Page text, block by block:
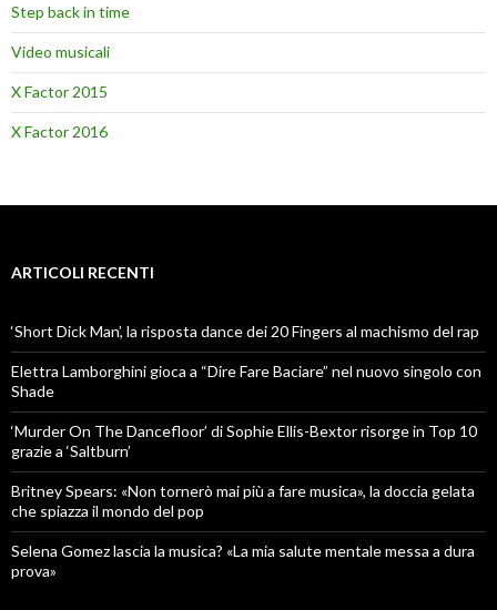
Step back in time
Video musicali
X Factor 2015
X Factor 2016
ARTICOLI RECENTI
‘Short Dick Man’, la risposta dance dei 20 Fingers al machismo del rap
Elettra Lamborghini gioca a “Dire Fare Baciare” nel nuovo singolo con
Shade
‘Murder On The Dancefloor’ di Sophie Ellis-Bextor risorge in Top 10
grazie a ‘Saltburn’
Britney Spears: «Non tornerò mai più a fare musica», la doccia gelata
che spiazza il mondo del pop
Selena Gomez lascia la musica? «La mia salute mentale messa a dura
prova»